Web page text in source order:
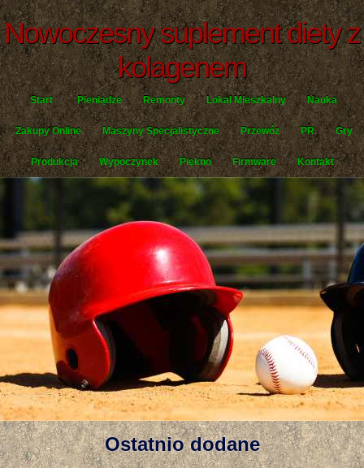
Nowoczesny suplement diety z
kolagenem
Start Pieniądze Remonty Lokal Mieszkalny Nauka
Zakupy Online Maszyny Specjalistyczne Przewóz PR Gry
Produkcja Wypoczynek Piękno Firmware Kontakt
Ostatnio dodane